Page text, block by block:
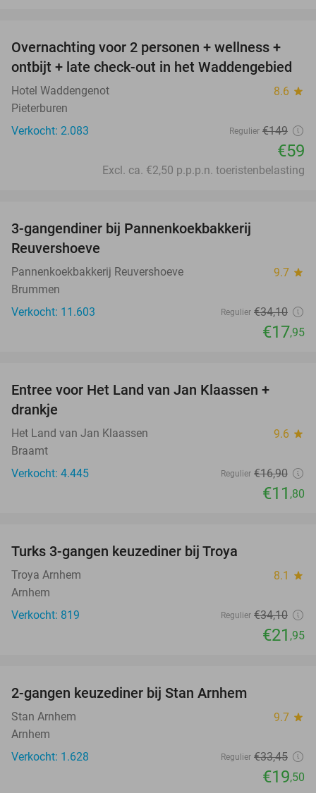
60%
Overnachting voor 2 personen + wellness +
ontbijt + late check-out in het Waddengebied
Hotel Waddengenot 8.6 star
Pieterburen
Verkocht: 2.083
Regulier €149
€59
Excl. ca. €2,50 p.p.p.n. toeristenbelasting
3-gangendiner bij Pannenkoekbakkerij
Reuvershoeve
Pannenkoekbakkerij Reuvershoeve 9.7 star
Brummen
Verkocht: 11.603
Regulier €34,10
€17,95
Entree voor Het Land van Jan Klaassen +
drankje
Het Land van Jan Klaassen 9.6 star
Braamt
Verkocht: 4.445
Regulier €16,90
€11 ,80
Turks 3-gangen keuzediner bij Troya
Troya Arnhem 8.1 star
Arnhem
Verkocht: 819
Regulier €34,10
€21 ,95
2-gangen keuzediner bij Stan Arnhem
Stan Arnhem 9.7 star
Arnhem
Verkocht: 1.628
Regulier €33,45
€19,50